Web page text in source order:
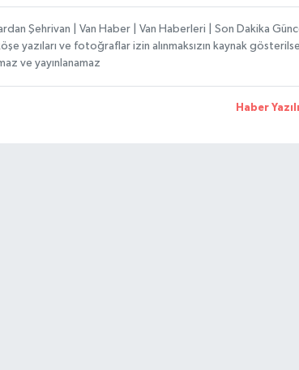
Şehrivan | Van Haber | Van Haberleri | Son Dakika
yazıları ve fotoğraflar izin alınmaksızın kaynak
ve yayınlanamaz
Haber